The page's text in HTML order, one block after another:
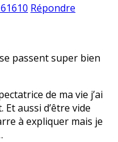
Répondre
passent super bien
de ma vie j’ai
Et aussi d’être vide
à expliquer mais je